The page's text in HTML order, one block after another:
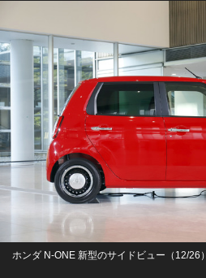
ホンダ N-ONE 新型のサイドビュー（12/26）